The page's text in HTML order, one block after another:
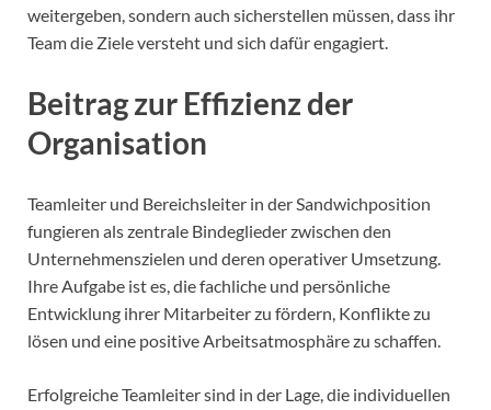
weitergeben, sondern auch sicherstellen müssen, dass ihr
Team die Ziele versteht und sich dafür engagiert.
Beitrag zur Effizienz der
Organisation
Teamleiter und Bereichsleiter in der Sandwichposition
fungieren als zentrale Bindeglieder zwischen den
Unternehmenszielen und deren operativer Umsetzung.
Ihre Aufgabe ist es, die fachliche und persönliche
Entwicklung ihrer Mitarbeiter zu fördern, Konflikte zu
lösen und eine positive Arbeitsatmosphäre zu schaffen.
Erfolgreiche Teamleiter sind in der Lage, die individuellen